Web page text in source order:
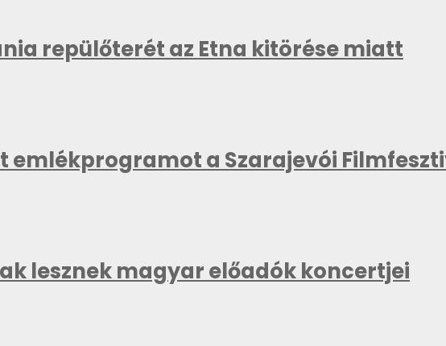
repülőterét az Etna kitörése miatt
emlékprogramot a Szarajevói
lesznek magyar előadók koncertjei